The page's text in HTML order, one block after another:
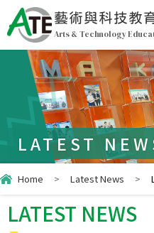
藝術與科技教
Arts & Technology
LATEST
Home > Latest News >
LATEST NEWS